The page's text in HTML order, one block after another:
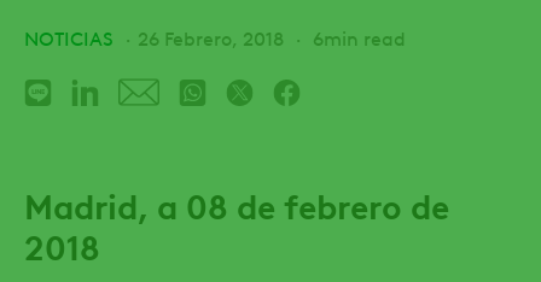
NOTICIAS 26 Febrero, 2018 6min read
Madrid, a 08 de febrero de
2018